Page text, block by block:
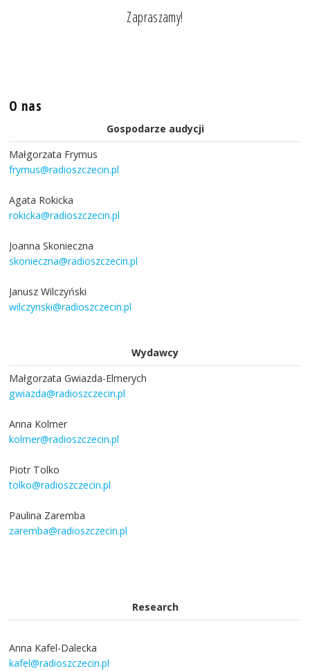
Zapraszamy!
O nas
Gospodarze audycji
Małgorzata Frymus
frymus@radioszczecin.pl
Agata Rokicka
rokicka@radioszczecin.pl
Joanna Skonieczna
skonieczna@radioszczecin.pl
Janusz Wilczyński
wilczynski@radioszczecin.pl
Wydawcy
Małgorzata Gwiazda-Elmerych
gwiazda@radioszczecin.pl
Anna Kolmer
kolmer@radioszczecin.pl
Piotr Tolko
tolko@radioszczecin.pl
Paulina Zaremba
zaremba@radioszczecin.pl
Research
Anna Kafel-Dalecka
kafel@radioszczecin.pl